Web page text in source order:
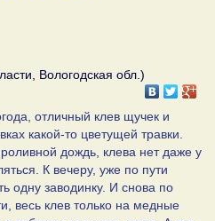
Вологодская обл.)
отличный клев щучек и
какой-то цветущей травки.
дождь, клева нет даже у
К вечеру, уже по пути
одну заводинку. И снова по
весь клев только на медные